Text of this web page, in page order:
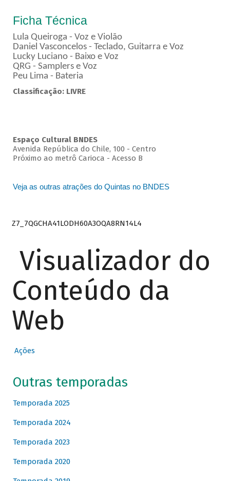
Ficha Técnica
Lula Queiroga - Voz e Violão
Daniel Vasconcelos - Teclado, Guitarra e Voz
Lucky Luciano - Baixo e Voz
QRG - Samplers e Voz
Peu Lima - Bateria
Classificação: LIVRE
Espaço Cultural BNDES
Avenida República do Chile, 100 - Centro
Próximo ao metrô Carioca - Acesso B
Veja as outras atrações do Quintas no BNDES
Z7_7QGCHA41LODH60A3OQA8RN14L4
Visualizador do
Conteúdo da
Web
Ações
Outras temporadas
Temporada 2025
Temporada 2024
Temporada 2023
Temporada 2020